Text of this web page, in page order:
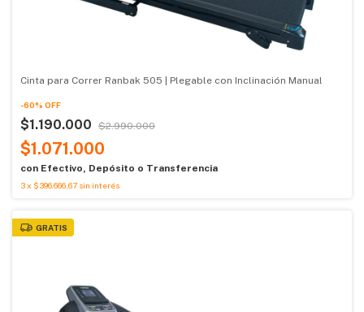
Cinta para Correr Ranbak 505 | Plegable con Inclinación Manual
-60% OFF
$1.190.000 $2.990.000
$1.071.000
con Efectivo, Depósito o Transferencia
3x $396.666,67 sin interés
GRATIS